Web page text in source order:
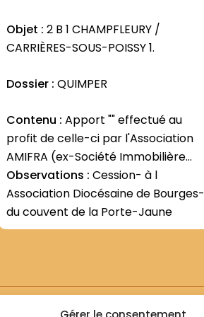
Objet : 2 B 1 CHAMPFLEURY /
CARRIÈRES-SOUS-POISSY 1.
Dossier : QUIMPER
Contenu :
profit de celle-ci par l'Association
AMIFRA (ex-Société Immobilière
Sarrette) (5 juillet 1985 - 31 mars
1986) -Retards dans l exécution de
cet "" apport "" (27 avril 1987- 25
mars 1988)
Observations : Cession- à l
Association Diocésaine de Bourges-
du couvent de la Porte-Jaune